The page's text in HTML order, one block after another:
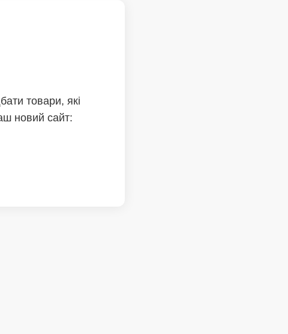
товари, які
новий сайт: